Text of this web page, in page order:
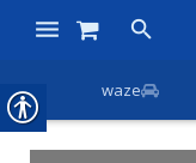
ראשי waze